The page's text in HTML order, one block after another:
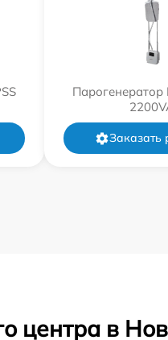
Парогенератор
Заказать
центра в